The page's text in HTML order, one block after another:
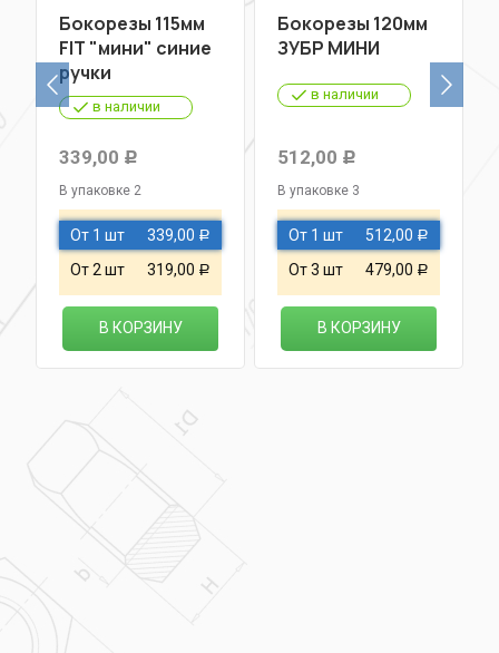
Бокорезы 115мм
FIT "мини" синие
ручки
в наличии
339,00 Р
В упаковке 2
От 1 шт 339,00 Р
От 2 шт 319,00 Р
В КОРЗИНУ
Бокорезы 120мм
ЗУБР МИНИ
в наличии
512,00 Р
В упаковке 3
От 1 шт 512,00 Р
От 3 шт 479,00 Р
В КОРЗИНУ